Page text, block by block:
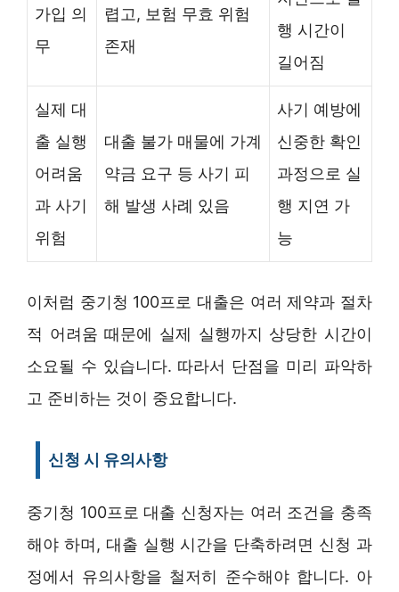
가입 의
무
렵고, 보험 무효 위험
존재
행 시간이
길어짐
실제 대
출 실행
어려움
과 사기
위험
대출 불가 매물에 가계
약금 요구 등 사기 피
해 발생 사례 있음
사기 예방에
신중한 확인
과정으로 실
행 지연 가
능
이처럼 중기청 100프로 대출은 여러 제약과 절차
적 어려움 때문에 실제 실행까지 상당한 시간이
소요될 수 있습니다. 따라서 단점을 미리 파악하
고 준비하는 것이 중요합니다.
신청 시 유의사항
중기청 100프로 대출 신청자는 여러 조건을 충족
해야 하며, 대출 실행 시간을 단축하려면 신청 과
정에서 유의사항을 철저히 준수해야 합니다. 아